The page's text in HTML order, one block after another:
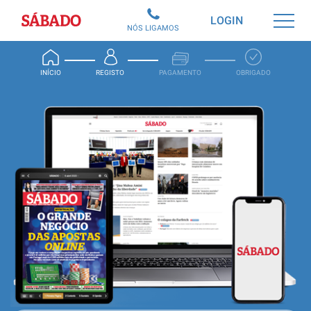
Sábado
INÍCIO REGISTO PAGAMENTO OBRIGADO
LOGIN
NÓS LIGAMOS